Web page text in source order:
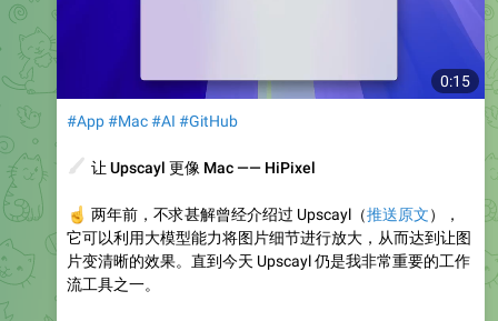
0:15
#App#Mac#AI #GitHub
让 Upscayl 更像 Mac —— HiPixel
两年前，不求甚解曾经介绍过 Upscayl（推送原文），
它可以利用大模型能力将图片细节进行放大，从而达到让图
片变清晰的效果。直到今天 Upscayl 仍是我非常重要的工作
流工具之一。